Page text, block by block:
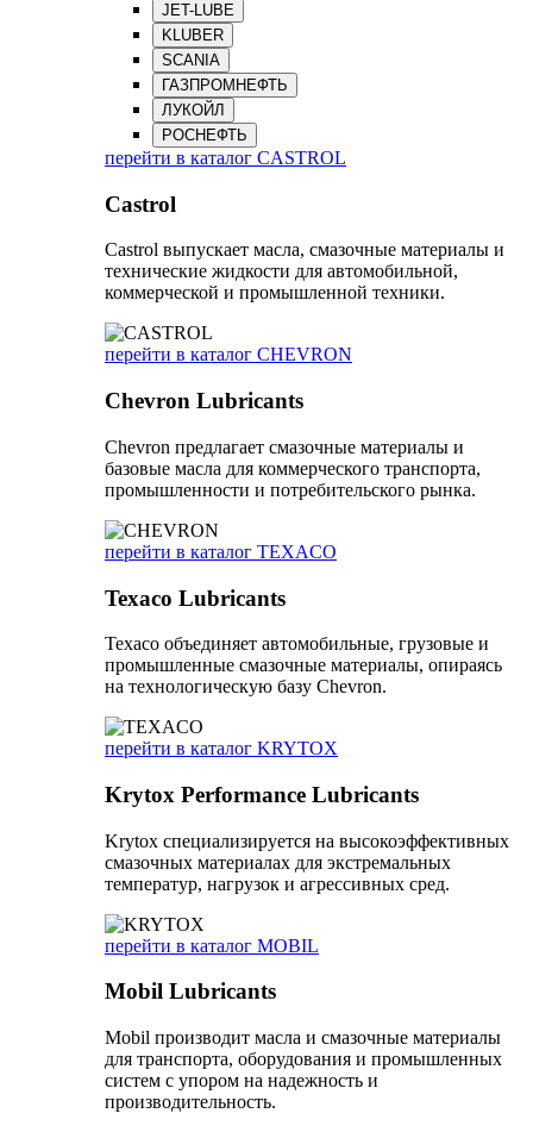
JET-LUBE
KLUBER
SCANIA
ГАЗПРОМНЕФТЬ
ЛУКОЙЛ
РОСНЕФТЬ
перейти в каталог CASTROL
Castrol
Castrol выпускает масла, смазочные материалы и
технические жидкости для автомобильной,
коммерческой и промышленной техники.
перейти в каталог CHEVRON
Chevron Lubricants
Chevron предлагает смазочные материалы и
базовые масла для коммерческого транспорта,
промышленности и потребительского рынка.
перейти в каталог TEXACO
Texaco Lubricants
Texaco объединяет автомобильные, грузовые и
промышленные смазочные материалы, опираясь
на технологическую базу Chevron.
перейти в каталог KRYTOX
Krytox Performance Lubricants
Krytox специализируется на высокоэффективных
смазочных материалах для экстремальных
температур, нагрузок и агрессивных сред.
перейти в каталог MOBIL
Mobil Lubricants
Mobil производит масла и смазочные материалы
для транспорта, оборудования и промышленных
систем с упором на надежность и
производительность.